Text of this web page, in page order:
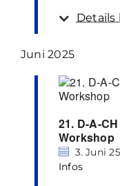
Details
Juni 2025
21. D-A-
Workshop
3. Juni
Infos